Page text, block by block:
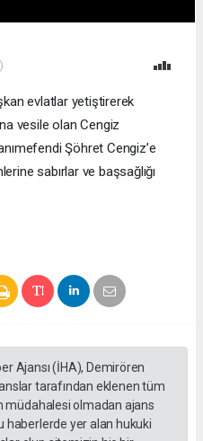
evlatlar yetiştirerek
vesile olan Cengiz
Şöhret Cengiz’e
sabırlar ve başsağlığı
Ajansı (İHA), Demirören
tarafından eklenen tüm
müdahalesi olmadan ajans
haberlerde yer alan hukuki